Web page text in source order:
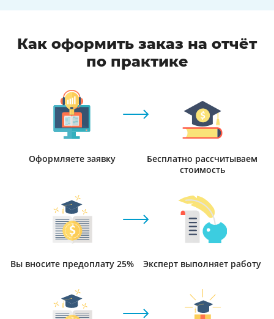
Как оформить заказ на отчёт
по практике
Оформляете заявку
Бесплатно рассчитываем
стоимость
Вы вносите предоплату 25% Эксперт выполняет работу